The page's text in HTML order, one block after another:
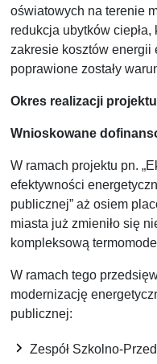
oświatowych na terenie
redukcja ubytków
zakresie kosztów energii
poprawione zostały
Okres realizacji
Wnioskowane
W ramach projektu pn.
efektywności
publicznej” aż osiem
miasta już zmieniło się
kompleksową
W ramach tego
modernizację
publicznej:
Zespół Szkolno-